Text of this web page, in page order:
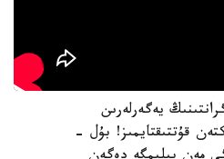
يەگەرلەرىن
قۇتتىقتايمىز! بۇل -